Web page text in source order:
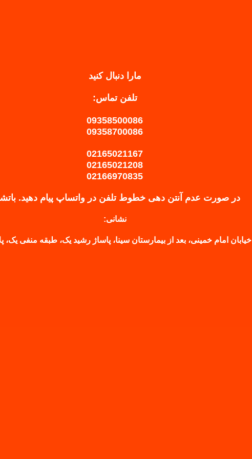
مارا دنبال کنید
تلفن تماس:
09358500086
09358700086
02165021167
02165021208
02166970835
در صورت عدم آنتن دهی خطوط تلفن در واتساپ پیام دهید.
نشانی:
خیابان امام خمینی، بعد از بیمارستان سینا، پاساژ رشید یک، طبقه منفی یک،